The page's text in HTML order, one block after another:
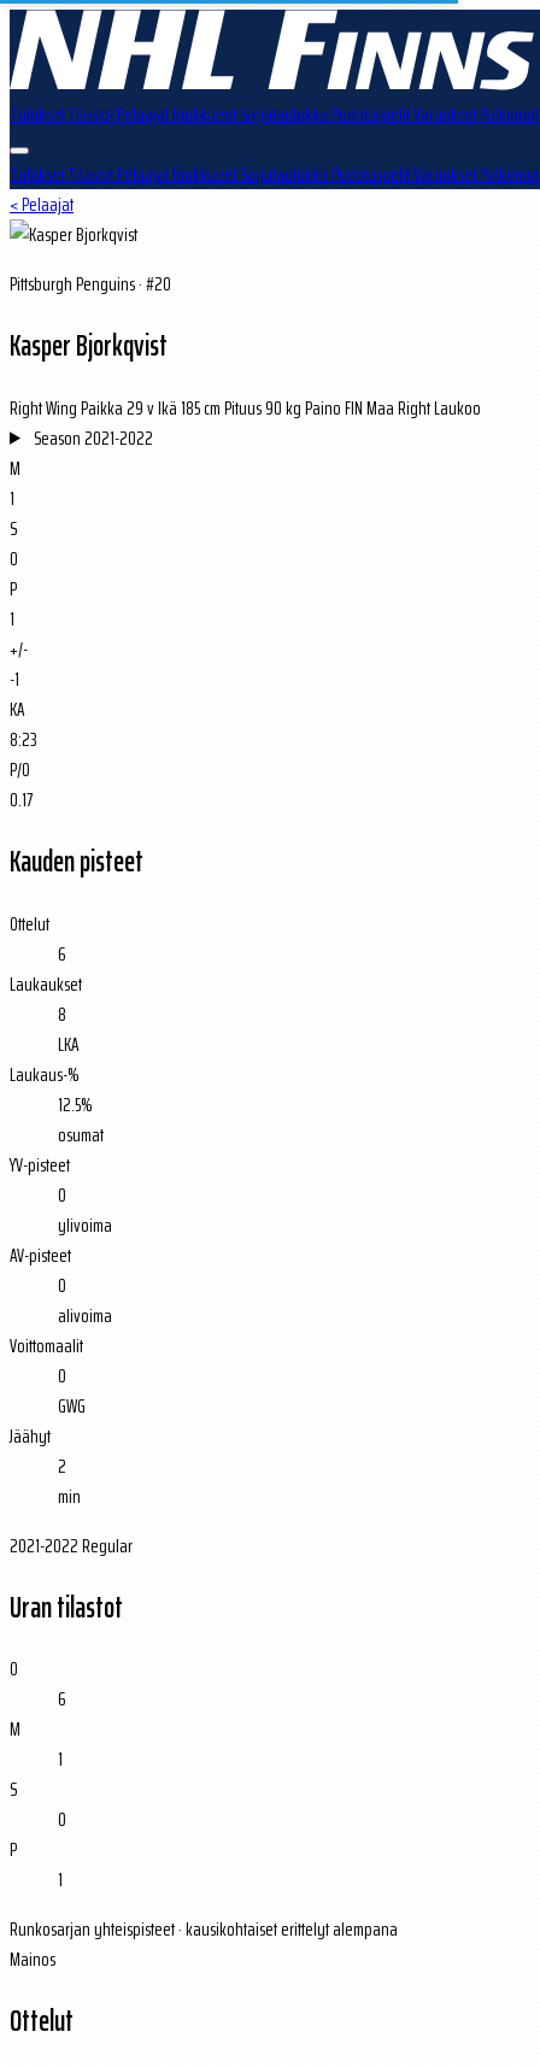
TuloksetTilastotPelaajatJoukkueetSarjataulukkoPudotuspelitVarauksetPalkinnot
TuloksetTilastotPelaajatJoukkueetSarjataulukkoPudotuspelitVarauksetPalkinnot
< Pelaajat
Pittsburgh Penguins · #20
Kasper Bjorkqvist
Right WingPaikka29 vIkä185 cmPituus90 kgPainoFINMaaRightLaukoo
Season2021-2022
M
1
S
0
P
1
+/-
-1
KA
8:23
P/O
0.17
Kauden pisteet
Ottelut
6
Laukaukset
8
LKA
Laukaus-%
12.5%
osumat
YV-pisteet
0
ylivoima
AV-pisteet
0
alivoima
Voittomaalit
0
GWG
Jäähyt
2
min
2021-2022 Regular
Uran tilastot
O
6
M
1
S
0
P
1
Runkosarjan yhteispisteet · kausikohtaiset erittelyt alempana
Mainos
Ottelut